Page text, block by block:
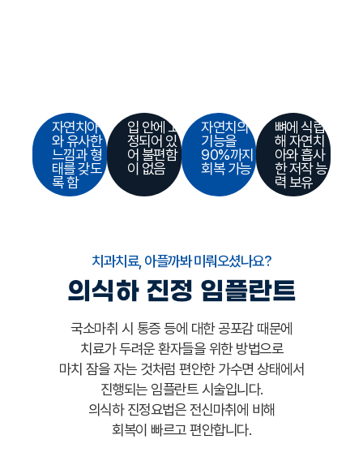
자연치아
와 유사한
느낌과 형
태를 갖도
록 함
뼈에 식립
해 자연치
아와 흡사
한 저작 능
력 보유
입 안에 고
정되어 있
어 불편함
이 없음
자연치의
기능을
90%까지
회복 가능
치과치료, 아플까봐 미뤄오셨나요?
의식하 진정 임플란트
국소마취 시 통증 등에 대한 공포감 때문에
치료가 두려운 환자들을 위한 방법으로
마치 잠을 자는 것처럼 편안한 가수면 상태에서
진행되는 임플란트 시술입니다.
의식하 진정요법은 전신마취에 비해
회복이 빠르고 편안합니다.